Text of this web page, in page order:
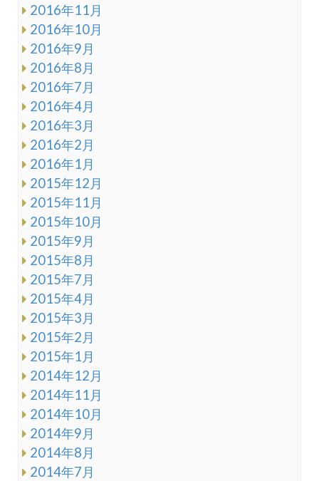
2016年11月
2016年10月
2016年9月
2016年8月
2016年7月
2016年4月
2016年3月
2016年2月
2016年1月
2015年12月
2015年11月
2015年10月
2015年9月
2015年8月
2015年7月
2015年4月
2015年3月
2015年2月
2015年1月
2014年12月
2014年11月
2014年10月
2014年9月
2014年8月
2014年7月